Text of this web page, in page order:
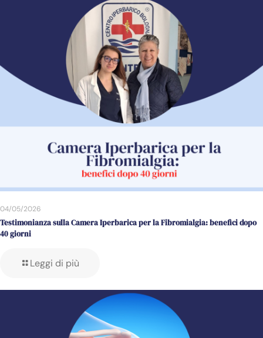
04/05/2026
Testimonianza sulla Camera Iperbarica per la Fibromialgia: benefici dopo
40 giorni
Leggi di più